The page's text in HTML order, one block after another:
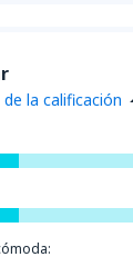
la calificación